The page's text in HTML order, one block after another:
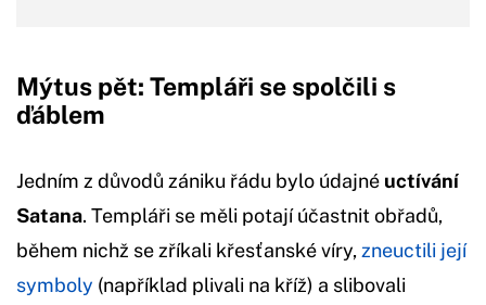
Mýtus pět: Templáři se spolčili s
ďáblem
Jedním z důvodů zániku řádu bylo údajné uctívání
Satana. Templáři se měli potají účastnit obřadů,
během nichž se zříkali křesťanské víry, zneuctili její
symboly (například plivali na kříž) a slibovali